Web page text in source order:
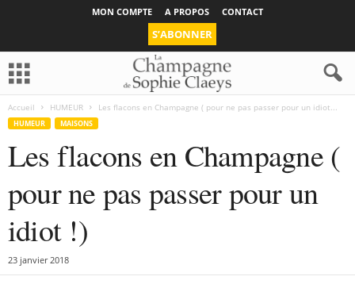
MON COMPTE A PROPOS CONTACT
S’ABONNER
Accueil HUMEUR Les flacons en Champagne ( pour ne pas passer pour un idiot...
HUMEUR MAISONS
Les flacons en Champagne (
pour ne pas passer pour un
idiot !)
23 janvier 2018